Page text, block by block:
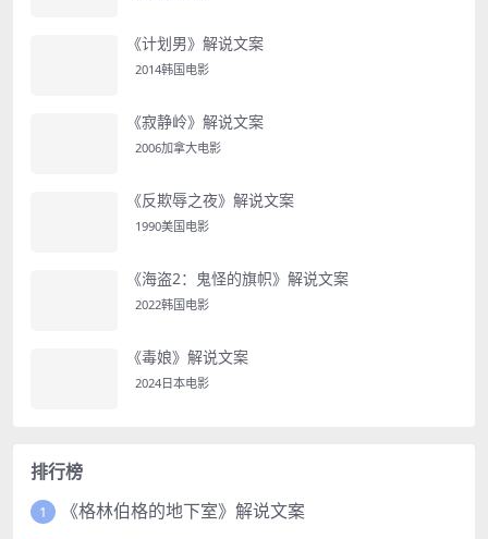
《计划男》解说文案
2014韩国电影
《寂静岭》解说文案
2006加拿大电影
《反欺辱之夜》解说文案
1990美国电影
《海盗2：鬼怪的旗帜》解说文案
2022韩国电影
《毒娘》解说文案
2024日本电影
排行榜
1 《格林伯格的地下室》解说文案